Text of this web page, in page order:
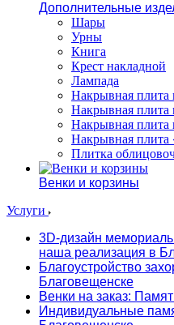
Дополнительные
Шары
Урны
Книга
Крест накладной
Лампада
Накрывная плита
Накрывная плита
Накрывная плита
Накрывная плита
Плитка
Венки и корзины
Услуги
3D-дизайн
наша реализация в
Благоустройство
Благовещенске
Венки на заказ:
Индивидуальные